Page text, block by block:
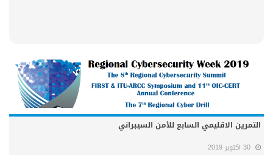
التمرين الاقليمي السابع للأمن السيبراني
30 اكتوبر 2019